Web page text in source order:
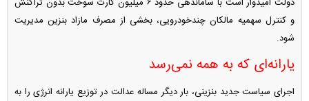
و کنترل سهمیه مالکان چندخودرویی، بخشی از مصرف مازاد بنزین مدیریت
شود.
یارانه‌ای که به همه نمی‌رسد
اجرای سیاست جدید بنزینی، بار دیگر مساله عدالت در توزیع یارانه انرژی را به